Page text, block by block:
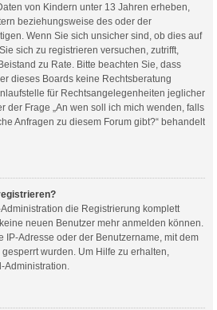
von Kindern unter 13 Jahren erheben,
beziehungsweise des oder der
Wenn Sie sich unsicher sind, ob dies auf
sich zu registrieren versuchen, zutrifft,
zu Rate. Bitte beachten Sie, dass
dieses Boards keine Rechtsberatung
für Rechtsangelegenheiten jeglicher
der Frage „An wen soll ich mich wenden, falls
Anfragen zu diesem Forum gibt?“ behandelt
die Registrierung komplett
neuen Benutzer mehr anmelden können.
IP-Adresse oder der Benutzername, mit dem
wurden. Um Hilfe zu erhalten,